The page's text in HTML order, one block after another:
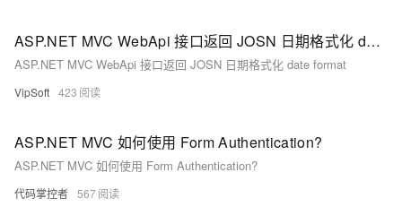
ASP.NET MVC WebApi 接口返回 JOSN 日期格式化 date format
ASP.NET MVC WebApi 接口返回 JOSN 日期格式化 date format
VipSoft 423
ASP.NET MVC 如何使用 Form Authentication?
ASP.NET MVC 如何使用 Form Authentication?
代码掌控者 567